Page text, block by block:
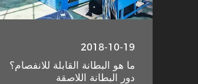
2018-10-19
ما هو البطانة القابلة للانفصام؟
دور البطانة اللاصقة